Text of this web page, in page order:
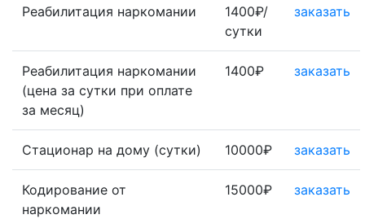
Реабилитация наркомании
1400₽/
сутки
заказать
Реабилитация наркомании
(цена за сутки при оплате
за месяц)
1400₽ заказать
Стационар на дому (сутки) 10000₽ заказать
Кодирование от
наркомании
15000₽ заказать